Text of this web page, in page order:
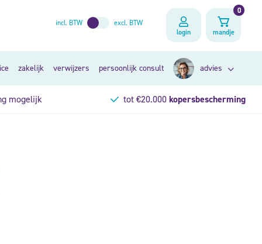
incl. BTW
excl. BTW
login
mandje
0
zakelijk verwijzers persoonlijk consult advies
mogelijk tot €20.000kopersbescherming